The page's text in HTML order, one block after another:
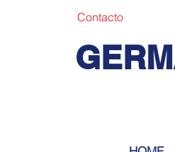
Contacto